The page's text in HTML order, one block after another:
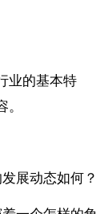
业的基本特
展动态如何？